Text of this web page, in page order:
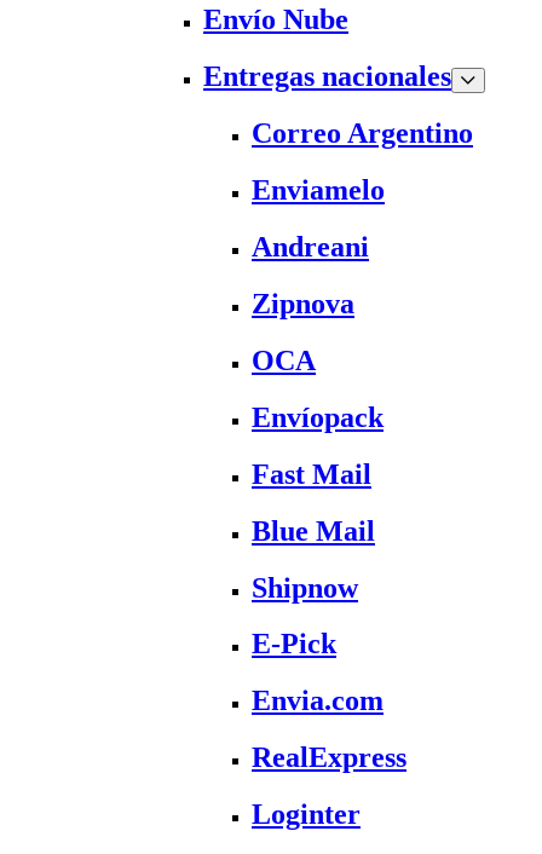
Envío Nube
Entregas nacionales
Correo Argentino
Enviamelo
Andreani
Zipnova
OCA
Envíopack
Fast Mail
Blue Mail
Shipnow
E-Pick
Envia.com
RealExpress
Loginter